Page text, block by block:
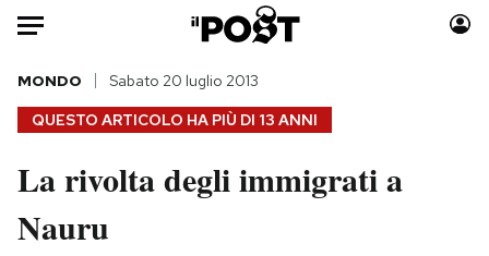
Auto
HOME
Italia
Politica
Moda
QUESTO ARTICOLO HA PIÙ DI 13 ANNI
MONDO Sabato 20 luglio 2013
La rivolta degli immigrati a
Nauru